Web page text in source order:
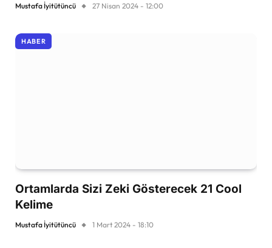
Mustafa İyitütüncü 27 Nisan 2024 - 12:00
HABER
Ortamlarda Sizi Zeki Gösterecek 21 Cool
Kelime
Mustafa İyitütüncü 1 Mart 2024 - 18:10